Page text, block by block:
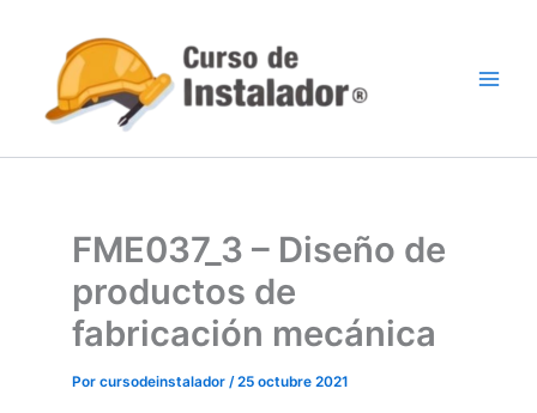
contenido
FME037_3 – Diseño de
productos de
fabricación mecánica
Por cursodeinstalador /25 octubre 2021